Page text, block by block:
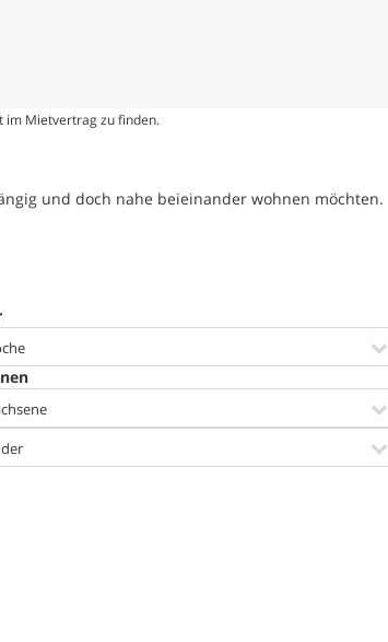
im Mietvertrag zu finden.
und doch nahe beieinander wohnen möchten.